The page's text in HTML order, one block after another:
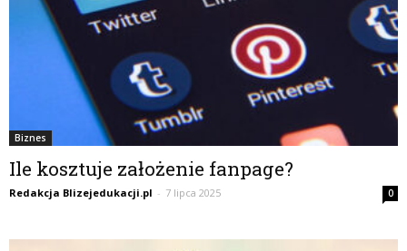
Biznes
Ile kosztuje założenie fanpage?
Redakcja Blizejedukacji.pl - 7 lipca 2025 0